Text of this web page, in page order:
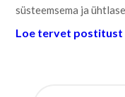
süsteemsema ja
Loe tervet postitust